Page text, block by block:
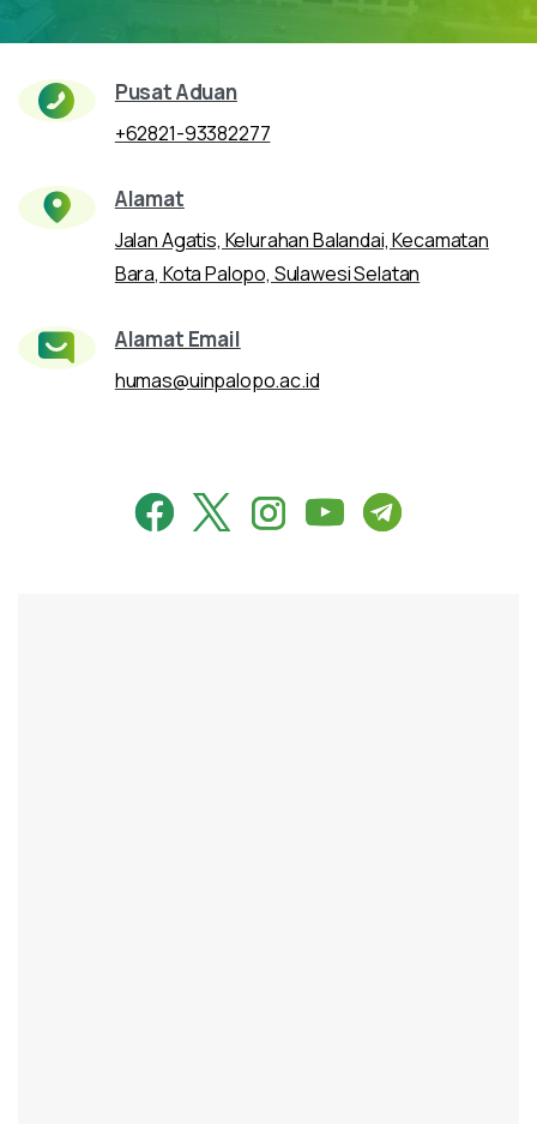
Pusat Aduan
+62821-93382277
Alamat
Jalan Agatis, Kelurahan Balandai, Kecamatan
Bara, Kota Palopo, Sulawesi Selatan
Alamat Email
humas@uinpalopo.ac.id